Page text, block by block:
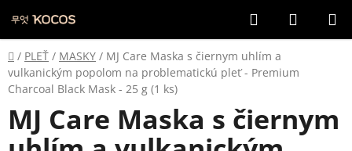
na
obsah
Hľadať
KOŠÍK
Domov
/ PLEŤ / MASKY / MJ Care Maska s čiernym uhlím a
vulkanickým popolom na problematickú pleť - Premium
Charcoal Black Mask - 25 g (1 ks)
MJ Care Maska s čiernym